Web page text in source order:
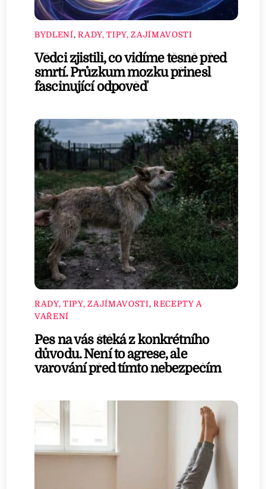
BYDLENÍ,RADY, TIPY, ZAJÍMAVOSTI
Vědci zjistili, co vidíme těsně před
smrtí. Průzkum mozku přinesl
fascinující odpověď
RADY, TIPY, ZAJÍMAVOSTI, RECEPTY A
VAŘENÍ
Pes na vás štěká z konkrétního
důvodu. Není to agrese, ale
varování před tímto nebezpečím